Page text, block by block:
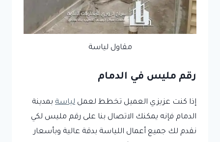
مقاول لياسة
رقم مليس في الدمام
إذا كنت عزيزي العميل تخطط لعمل لياسة بمدينة
الدمام فإنه يمكنك الاتصال بنا على رقم مليس لكي
نقدم لك جميع أعمال اللياسة بدقة عالية وبأسعار